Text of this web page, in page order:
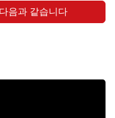
음과 같습니다